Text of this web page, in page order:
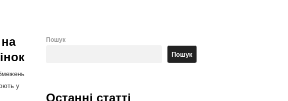
у
Пошук
Пошук
Останні статті